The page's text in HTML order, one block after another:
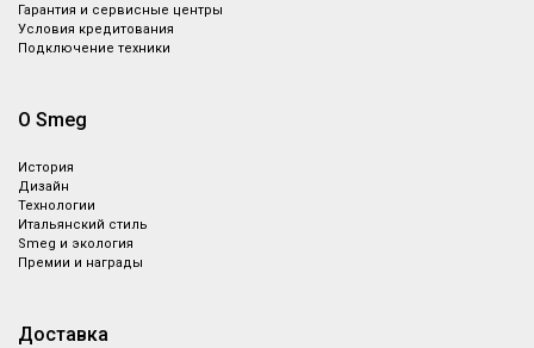
Гарантия и сервисные центры
Условия кредитования
Подключение техники
О Smeg
История
Дизайн
Технологии
Итальянский стиль
Smeg и экология
Премии и награды
Доставка